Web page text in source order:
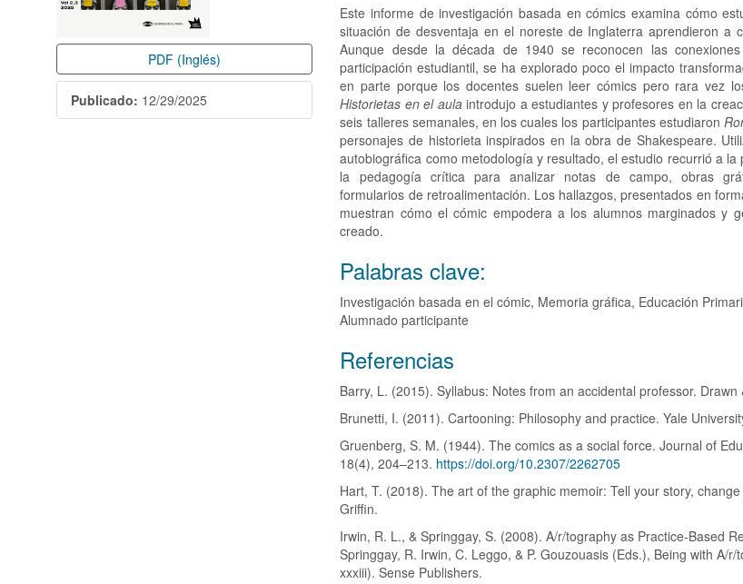
PDF (Inglés)
Publicado: 12/29/2025
Este informe de investigación basada en cómics examina cómo
situación de desventaja en el noreste de Inglaterra aprendieron a
Aunque desde la década de 1940 se reconocen las
participación estudiantil, se ha explorado poco el impacto
en parte porque los docentes suelen leer cómics pero rara vez
Historietas en el aulaintrodujo a estudiantes y profesores en la
seis talleres semanales, en los cuales los participantes estudiaron
personajes de historieta inspirados en la obra de Shakespeare.
autobiográfica como metodología y resultado, el estudio recurrió a la
la pedagogía crítica para analizar notas de campo, obras
formularios de retroalimentación. Los hallazgos, presentados en
muestran cómo el cómic empodera a los alumnos marginados y
creado.
Palabras clave:
Investigación basada en el cómic, Memoria gráfica, Educación
Alumnado participante
Detalles
del
artículo
Referencias
Barry, L. (2015). Syllabus: Notes from an accidental professor. Drawn
Brunetti, I. (2011). Cartooning: Philosophy and practice. Yale
Gruenberg, S. M. (1944). The comics as a social force. Journal of
18(4), 204–213. https://doi.org/10.2307/2262705
Hart, T. (2018). The art of the graphic memoir: Tell your story, change
Griffin.
Irwin, R. L., & Springgay, S. (2008). A/r/tography as Practice-Based
Springgay, R. Irwin, C. Leggo, & P. Gouzouasis (Eds.), Being with A/
xxxiii). Sense Publishers.